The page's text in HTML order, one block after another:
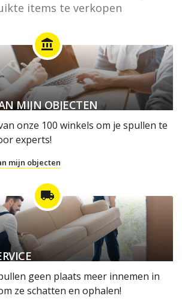
items te verkopen
account_balance
MIJN OBJECTEN
onze 100 winkels om je spullen te
experts!
mijn objecten
local_shipping
geen plaats meer innemen in
ze schatten en ophalen!